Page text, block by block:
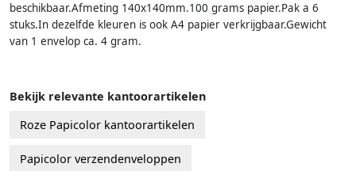
beschikbaar.Afmeting 140x140mm.100 grams papier.Pak a 6
stuks.In dezelfde kleuren is ook A4 papier verkrijgbaar.Gewicht
van 1 envelop ca. 4 gram.
Bekijk relevante kantoorartikelen
Roze Papicolor kantoorartikelen
Papicolor verzendenveloppen